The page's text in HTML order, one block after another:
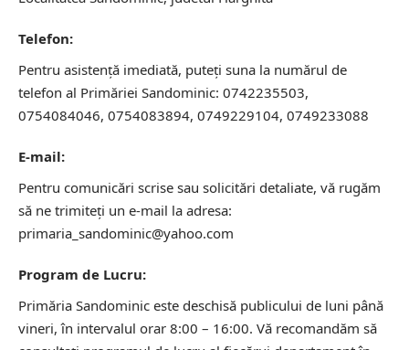
Telefon:
Pentru asistență imediată, puteți suna la numărul de
telefon al Primăriei Sandominic: 0742235503,
0754084046, 0754083894, 0749229104, 0749233088
E-mail:
Pentru comunicări scrise sau solicitări detaliate, vă rugăm
să ne trimiteți un e-mail la adresa:
primaria_sandominic@yahoo.com
Program de Lucru:
Primăria Sandominic este deschisă publicului de luni până
vineri, în intervalul orar 8:00 – 16:00. Vă recomandăm să